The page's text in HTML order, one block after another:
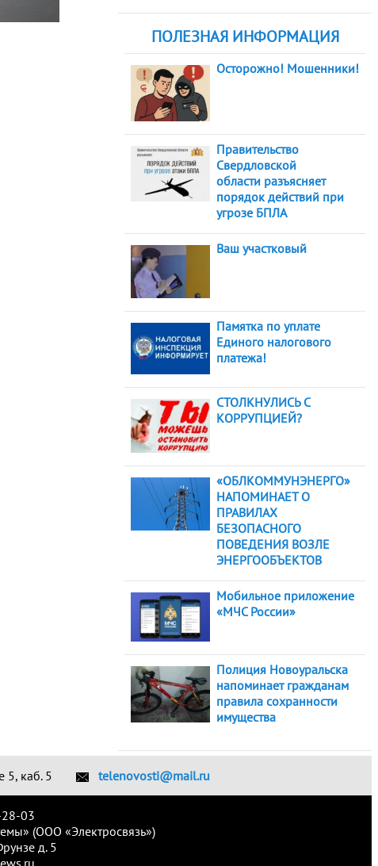
ПОЛЕЗНАЯ ИНФОРМАЦИЯ
Осторожно! Мошенники!
Правительство
Свердловской
области разъясняет
порядок действий при
угрозе БПЛА
Ваш участковый
Памятка по уплате
Единого налогового
платежа!
СТОЛКНУЛИСЬ С
КОРРУПЦИЕЙ?
«ОБЛКОММУНЭНЕРГО»
НАПОМИНАЕТ О
ПРАВИЛАХ
БЕЗОПАСНОГО
ПОВЕДЕНИЯ ВОЗЛЕ
ЭНЕРГООБЪЕКТОВ
Мобильное приложение
«МЧС России»
Полиция Новоуральска
напоминает гражданам
правила сохранности
имущества
5, каб. 5 telenovosti@mail.ru
28-03
(ООО «Электросвязь»)
д. 5